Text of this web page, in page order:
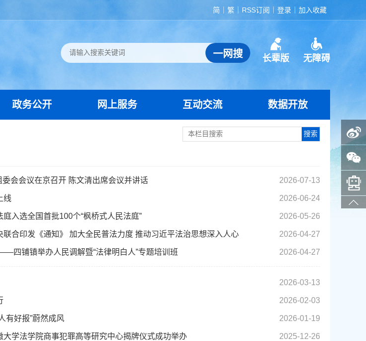
简 繁 RSS订阅 登录 加入收藏
长辈版 无障碍
政务公开 网上服务 互动交流 数据开放
委会会议在京召开 陈文清出席会议并讲话 2026-07-13
线 2026-06-24
入选全国首批100个“枫桥式人民法庭” 2026-05-26
合印发《通知》 加大全民普法力度 推动习近平法治思想深入人心 2026-04-27
四铺镇举办人民调解暨“法律明白人”专题培训班 2026-04-27
2026-03-13
2026-02-03
有好报”蔚然成风 2026-01-19
学法学院商事犯罪高等研究中心揭牌仪式成功举办 2025-12-26